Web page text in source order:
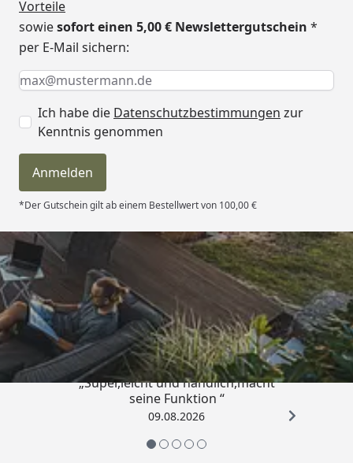
Vorteile
sowiesofort einen 5,00 € Newslettergutschein *
per E-Mail sichern:
Keine Eingabe erforderlich
Eingabe erforderlich
E-Mail *
Ich habe die Datenschutzbestimmungen zur
Kenntnis genommen
Anmelden
*Der Gutschein gilt ab einem Bestellwert von 100,00 €
Trusted Shops
4,81/ 5
„Super,leicht und handlich,macht
seine Funktion “
09.08.2026